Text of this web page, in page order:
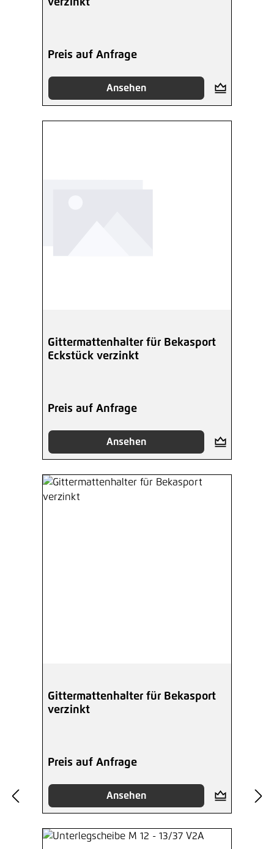
Preis auf Anfrage
Ansehen
Gittermattenhalter für Bekasport
Eckstück verzinkt
Preis auf Anfrage
Ansehen
Gittermattenhalter für Bekasport
verzinkt
Preis auf Anfrage
Ansehen